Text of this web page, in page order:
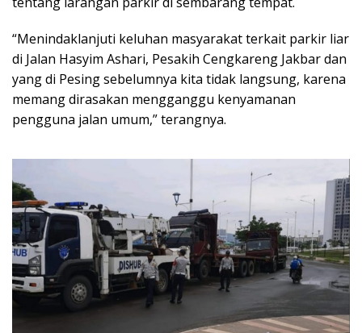
“Menindaklanjuti keluhan masyarakat terkait parkir liar
di Jalan Hasyim Ashari, Pesakih Cengkareng Jakbar dan
yang di Pesing sebelumnya kita tidak langsung, karena
memang dirasakan mengganggu kenyamanan
pengguna jalan umum,” terangnya.